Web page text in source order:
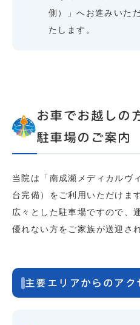
側）」へお進みいた
たします。
お車でお越しの
駐車場のご案内
当院は「南成瀬メディカルヴ
台完備）をご利用いただけます
広々とした駐車場ですので、
優れない方をご家族が送迎さ
主要エリアからのアク